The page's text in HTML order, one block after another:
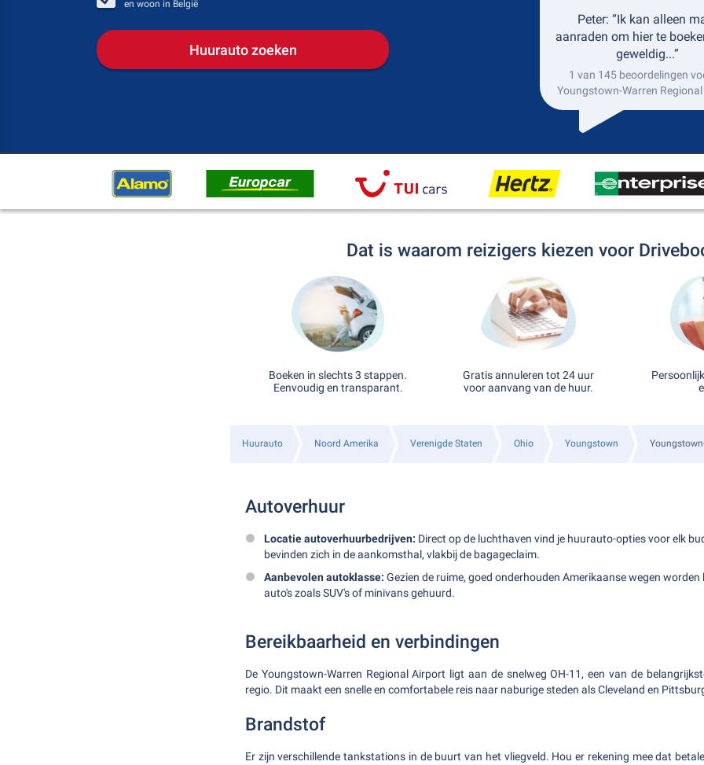
en woon in België
Huurauto zoeken
Peter: “Ik kan alleen
aanraden om hier te
geweldig...”
1 van 145 beoordelingen
Youngstown-Warren
Dat is waarom reizigers kiezen voor
Boeken in slechts 3 stappen.
Eenvoudig en transparant.
Gratis annuleren tot 24 uur
voor aanvang van de huur.
Huurauto Noord Amerika Verenigde Staten Ohio Youngstown
Autoverhuur
Locatie autoverhuurbedrijven: Direct op de luchthaven vind je huurauto-opties voor elk
bevinden zich in de aankomsthal, vlakbij de bagageclaim.
Aanbevolen autoklasse: Gezien de ruime, goed onderhouden Amerikaanse wegen
auto's zoals SUV's of minivans gehuurd.
Bereikbaarheid en verbindingen
De Youngstown-Warren Regional Airport ligt aan de snelweg OH-11, een van de
regio. Dit maakt een snelle en comfortabele reis naar naburige steden als Cleveland en
Brandstof
Er zijn verschillende tankstations in de buurt van het vliegveld. Hou er rekening mee dat